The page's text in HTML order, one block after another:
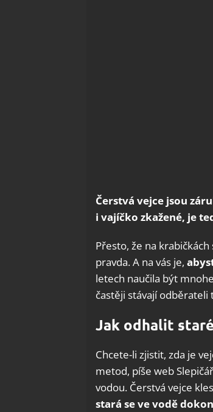
Čerstvá vejce jsou
i vajíčko zkažené, je
Přesto, že na
pravda. A na vás je,
letech naučila být
častěji stávají
Jak odhalit
Chcete-li zjistit, zda je
metod, píše web
vodou. Čerstvá vejce
stará se ve vodě